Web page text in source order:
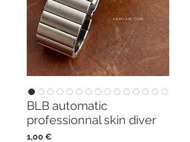
BLB automatic
professionnal skin diver
1,00 €Prix